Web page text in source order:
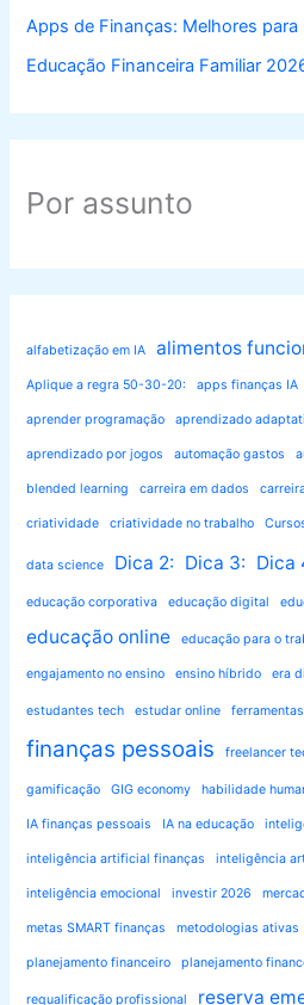
Apps de Finanças: Melhores para
Educação Financeira Familiar
Por assunto
alfabetização em IA alimentos
Aplique a regra 50-30-20: apps finanças IA
aprender programação aprendizado
aprendizado por jogos automação gastos
blended learning carreira em dados
criatividade criatividade no trabalho
data science Dica 2: Dica 3: Dica
educação corporativa educação digital
educação online educação para o
engajamento no ensino ensino híbrido era
estudantes tech estudar online
finanças pessoais freelancer
gamificação GIG economy habilidade
IA finanças pessoais IA na educação
inteligência artificial finanças inteligência
inteligência emocional investir 2026
metas SMART finanças metodologias ativas
planejamento financeiro planejamento
requalificação profissional reserva